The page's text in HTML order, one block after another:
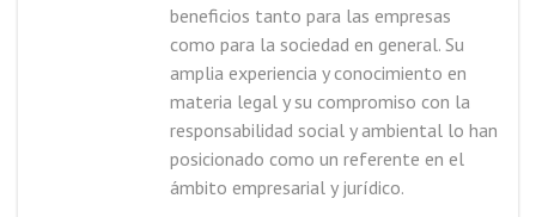
beneficios tanto para las empresas
como para la sociedad en general. Su
amplia experiencia y conocimiento en
materia legal y su compromiso con la
responsabilidad social y ambiental lo han
posicionado como un referente en el
ámbito empresarial y jurídico.